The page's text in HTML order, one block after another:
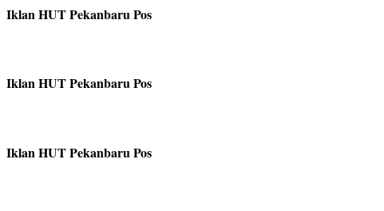
Iklan HUT Pekanbaru Pos
Iklan HUT Pekanbaru Pos
Iklan HUT Pekanbaru Pos